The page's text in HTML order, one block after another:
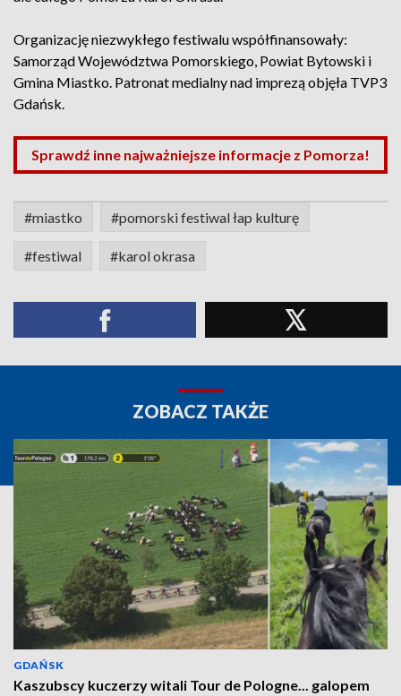
Organizację niezwykłego festiwalu współfinansowały:
Samorząd Województwa Pomorskiego, Powiat Bytowski i
Gmina Miastko. Patronat medialny nad imprezą objęła TVP3
Gdańsk.
Sprawdź inne najważniejsze informacje z Pomorza!
#miastko #pomorski festiwal łap kulturę
#festiwal #karol okrasa
ZOBACZ TAKŻE
GDAŃSK
Kaszubscy kuczerzy witali Tour de Pologne... galopem